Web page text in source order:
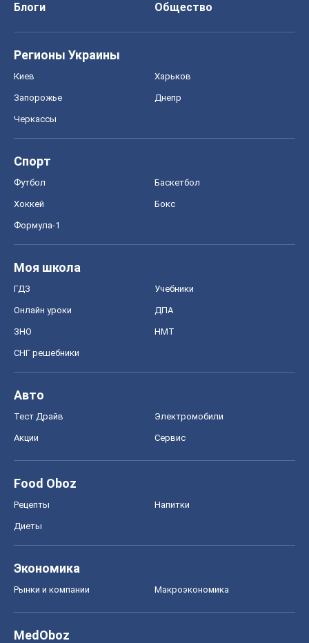
Блоги
Общество
Регионы Украины
Киев Харьков
Запорожье Днепр
Черкассы
Спорт
Футбол Баскетбол
Хоккей Бокс
Формула-1
Моя школа
ГДЗ Учебники
Онлайн уроки ДПА
ЗНО НМТ
СНГ решебники
Авто
Тест Драйв Электромобили
Акции Сервис
Food Oboz
Рецепты Напитки
Диеты
Экономика
Рынки и компании Mакроэкономика
MedOboz